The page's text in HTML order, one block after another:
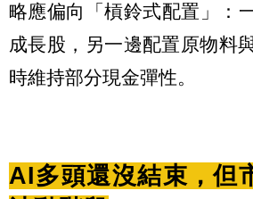
略應偏向「槓鈴式配置」：
成長股，另一邊配置原物料
時維持部分現金彈性。
AI多頭還沒結束，但